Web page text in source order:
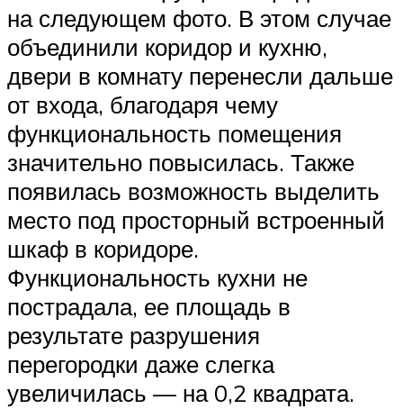
на следующем фото. В этом случае
объединили коридор и кухню,
двери в комнату перенесли дальше
от входа, благодаря чему
функциональность помещения
значительно повысилась. Также
появилась возможность выделить
место под просторный встроенный
шкаф в коридоре.
Функциональность кухни не
пострадала, ее площадь в
результате разрушения
перегородки даже слегка
увеличилась — на 0,2 квадрата.